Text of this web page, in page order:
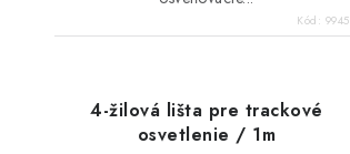
Kód: 9945
4-žilová lišta pre trackové
osvetlenie / 1m